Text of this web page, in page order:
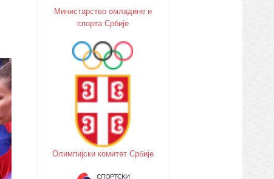
Министарство oмладине и
спорта Србије
Олимпијски комитет Србије